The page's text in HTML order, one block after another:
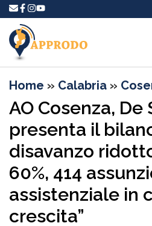
Home » Calabria »
AO Cosenza, De
presenta il
disavanzo
60%, 414
assistenziale in
crescita”